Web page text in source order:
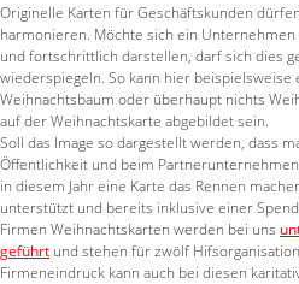
Originelle Karten für Geschäftskunden
harmonieren. Möchte sich ein
und fortschrittlich darstellen, darf sich dies
wiederspiegeln. So kann hier
Weihnachtsbaum oder überhaupt nichts
auf der Weihnachtskarte abgebildet sein.
Soll das Image so dargestellt werden, dass
Öffentlichkeit und beim
in diesem Jahr eine Karte das Rennen
unterstützt und bereits inklusive einer
Firmen Weihnachtskarten werden bei uns
geführt und stehen für zwölf
Firmeneindruck kann auch bei diesen